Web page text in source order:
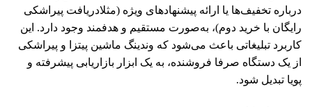
درباره تخفیف‌ها یا ارائه پیشنهادهای ویژه (مثلادریافت پیراشکی
رایگان با خرید دوم)، به‌صورت مستقیم و هدفمند وجود دارد. این
کاربرد تبلیغاتی باعث می‌شود که وندینگ ماشین پیتزا و پیراشکی
از یک دستگاه صرفا فروشنده، به یک ابزار بازاریابی پیشرفته و
پویا تبدیل شود.